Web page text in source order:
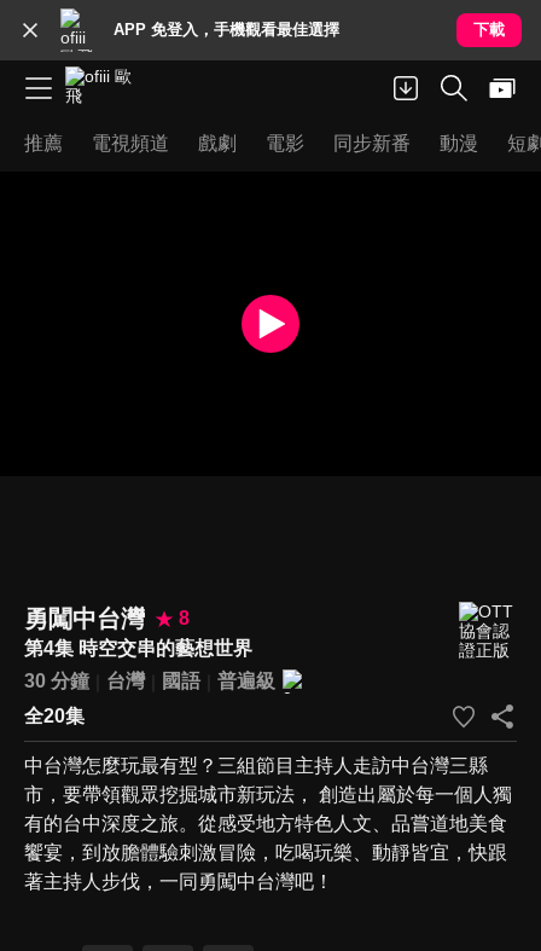
APP 免登入，手機觀看最佳選擇 下載
推薦 電視頻道 戲劇 電影 同步新番 動漫 短
勇闖中台灣
8
第4集 時空交串的藝想世界
30 分鐘
台灣 國語
普遍級
全20集
中台灣怎麼玩最有型？三組節目主持人走訪中台灣三縣
市，要帶領觀眾挖掘城市新玩法， 創造出屬於每一個人獨
有的台中深度之旅。從感受地方特色人文、品嘗道地美食
饗宴，到放膽體驗刺激冒險，吃喝玩樂、動靜皆宜，快跟
著主持人步伐，一同勇闖中台灣吧！